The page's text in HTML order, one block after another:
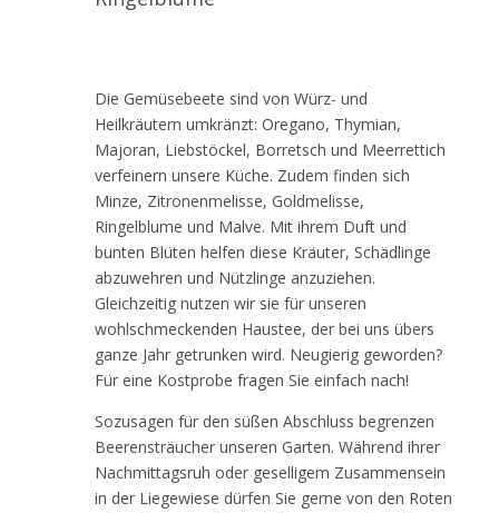
Die Gemüsebeete sind von Würz- und
Heilkräutern umkränzt: Oregano, Thymian,
Majoran, Liebstöckel, Borretsch und Meerrettich
verfeinern unsere Küche. Zudem finden sich
Minze, Zitronenmelisse, Goldmelisse,
Ringelblume und Malve. Mit ihrem Duft und
bunten Blüten helfen diese Kräuter, Schädlinge
abzuwehren und Nützlinge anzuziehen.
Gleichzeitig nutzen wir sie für unseren
wohlschmeckenden Haustee, der bei uns übers
ganze Jahr getrunken wird. Neugierig geworden?
Für eine Kostprobe fragen Sie einfach nach!
Sozusagen für den süßen Abschluss begrenzen
Beerensträucher unseren Garten. Während ihrer
Nachmittagsruh oder geselligem Zusammensein
in der Liegewiese dürfen Sie gerne von den Roten